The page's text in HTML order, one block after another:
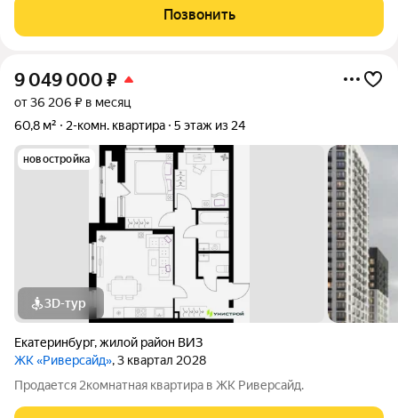
улицами Татищева и Крауля. ВИЗ один из самых
перспективных и наиболее востребованных
Позвонить
9 049 000 ₽
от 36 206 ₽ в месяц
60,8 м²
2-комн. квартира 5 этаж из 24
новостройка
3D-тур
Екатеринбург,жилой район ВИЗ
ЖК «Риверсайд», 3 квартал 2028
Продается 2комнатная квартира в ЖК Риверсайд.